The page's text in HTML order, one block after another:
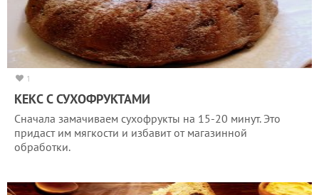
1
КЕКС С СУХОФРУКТАМИ
Сначала замачиваем сухофрукты на 15-20 минут. Это
придаст им мягкости и избавит от магазинной
обработки.